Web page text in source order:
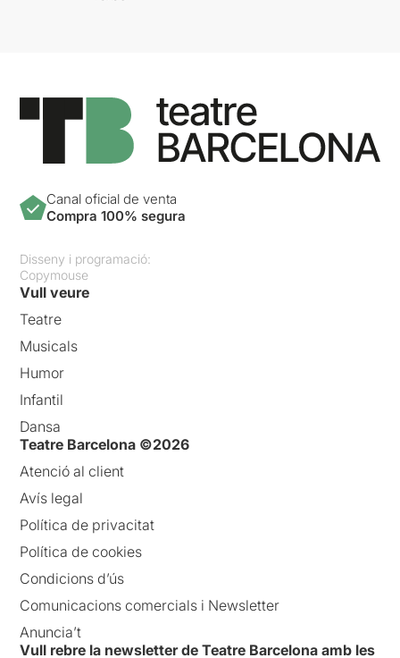
Canal oficial de venta
Compra 100% segura
Disseny i programació:
Copymouse
Vull veure
Teatre
Musicals
Humor
Infantil
Dansa
Teatre Barcelona ©2026
Atenció al client
Avís legal
Política de privacitat
Política de cookies
Condicions d’ús
Comunicacions comercials i Newsletter
Anuncia’t
Vull rebre la newsletter de Teatre Barcelona amb les